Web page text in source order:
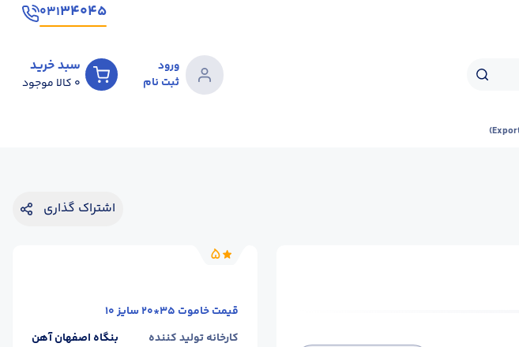
۳۴۰۴۵۰۳۱
ورود
ثبت نام
سبد خرید
0 کالا موجود
اشتراک گذاری
5
قیمتخاموت 35*20 سایز 10
کارخانه تولید کننده
بنگاه اصفهان آهن